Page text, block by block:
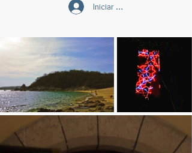
Iniciar sesión